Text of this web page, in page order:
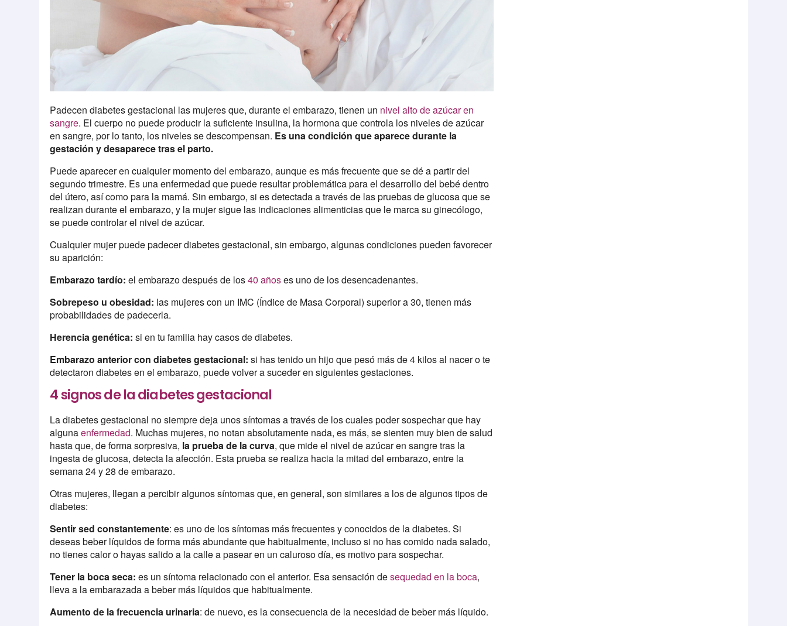
Padecen diabetes gestacional las mujeres que, durante el embarazo, tienen un nivel alto de azúcar en
sangre. El cuerpo no puede producir la suficiente insulina, la hormona que controla los niveles de azúcar
en sangre, por lo tanto, los niveles se descompensan. Es una condición que aparece durante la
gestación y desaparece tras el parto.
Puede aparecer en cualquier momento del embarazo, aunque es más frecuente que se dé a partir del
segundo trimestre. Es una enfermedad que puede resultar problemática para el desarrollo del bebé dentro
del útero, así como para la mamá. Sin embargo, si es detectada a través de las pruebas de glucosa que se
realizan durante el embarazo, y la mujer sigue las indicaciones alimenticias que le marca su ginecólogo,
se puede controlar el nivel de azúcar.
Cualquier mujer puede padecer diabetes gestacional, sin embargo, algunas condiciones pueden favorecer
su aparición:
Embarazo tardío: el embarazo después de los40 añoses uno de los desencadenantes.
Sobrepeso u obesidad: las mujeres con un IMC (Índice de Masa Corporal) superior a 30, tienen más
probabilidades de padecerla.
Herencia genética: si en tu familia hay casos de diabetes.
Embarazo anterior con diabetes gestacional: si has tenido un hijo que pesó más de 4 kilos al nacer o te
detectaron diabetes en el embarazo, puede volver a suceder en siguientes gestaciones.
4 signos de la diabetes gestacional
La diabetes gestacional no siempre deja unos síntomas a través de los cuales poder sospechar que hay
algunaenfermedad. Muchas mujeres, no notan absolutamente nada, es más, se sienten muy bien de salud
hasta que, de forma sorpresiva, la prueba de la curva, que mide el nivel de azúcar en sangre tras la
ingesta de glucosa, detecta la afección. Esta prueba se realiza hacia la mitad del embarazo, entre la
semana 24 y 28 de embarazo.
Otras mujeres, llegan a percibir algunos síntomas que, en general, son similares a los de algunos tipos de
diabetes:
Sentir sed constantemente: es uno de los síntomas más frecuentes y conocidos de la diabetes. Si
deseas beber líquidos de forma más abundante que habitualmente, incluso si no has comido nada salado,
no tienes calor o hayas salido a la calle a pasear en un caluroso día, es motivo para sospechar.
Tener la boca seca: es un síntoma relacionado con el anterior. Esa sensación desequedad en la boca,
lleva a la embarazada a beber más líquidos que habitualmente.
Aumento de la frecuencia urinaria: de nuevo, es la consecuencia de la necesidad de beber más líquido.